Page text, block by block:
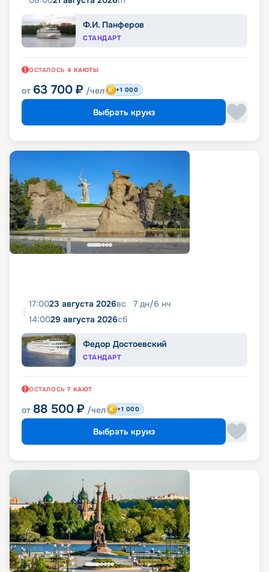
Ф.И. Панферов
СТАНДАРТ
ОСТАЛОСЬ 4 КАЮТЫ
от 63 700 ₽ /чел +1 000
Выбрать круиз
17:0023 августа 2026вс 7 дн/6 нч
14:0029 августа 2026сб
Федор Достоевский
СТАНДАРТ
ОСТАЛОСЬ 7 КАЮТ
от 88 500 ₽ /чел +1 000
Выбрать круиз